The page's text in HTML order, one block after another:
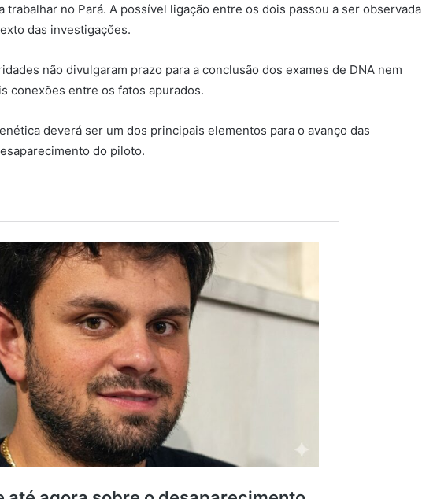
trabalhar no Pará. A possível ligação entre os dois passou a ser observada
das investigações.
não divulgaram prazo para a conclusão dos exames de DNA nem
conexões entre os fatos apurados.
deverá ser um dos principais elementos para o avanço das
do piloto.